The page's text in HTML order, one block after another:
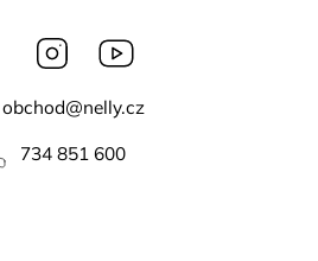
Facebook Instagram
obchod@nelly.cz
734 851 600